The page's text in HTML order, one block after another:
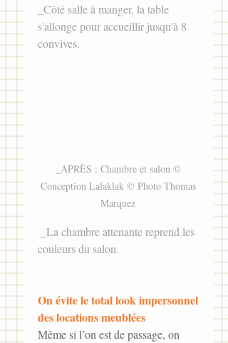
_Côté salle à manger, la table
s'allonge pour accueillir jusqu'à 8
convives.
_APRÈS : Chambre et salon ©
Conception Lalaklak © Photo Thomas
Marquez
couleurs du salon.
On évite le total look impersonnel
des locations meublées
Même si l’on est de passage, on